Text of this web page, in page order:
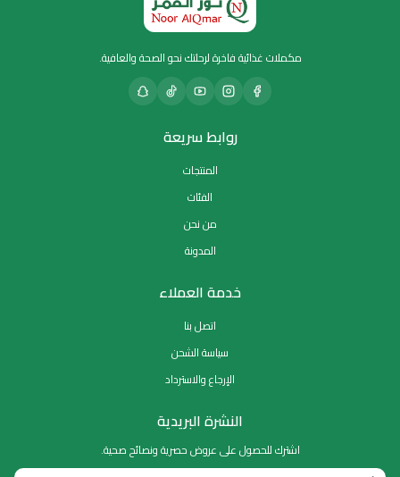
مكملات غذائية فاخرة لرحلتك نحو الصحة والعافية.
روابط سريعة
المنتجات
الفئات
من نحن
المدونة
خدمة العملاء
اتصل بنا
سياسة الشحن
الإرجاع والاسترداد
النشرة البريدية
اشترك للحصول على عروض حصرية ونصائح صحية.